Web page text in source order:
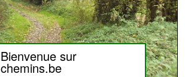
Bienvenue sur
chemins.be